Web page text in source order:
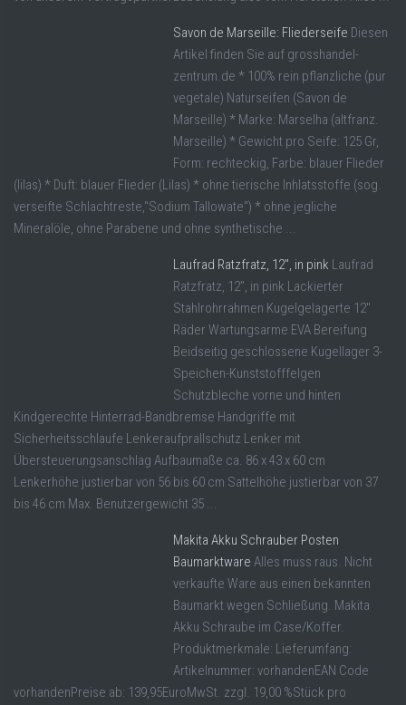
Savon de Marseille: Fliederseife Diesen
Artikel finden Sie auf grosshandel-
zentrum.de * 100% rein pflanzliche (pur
vegetale) Naturseifen (Savon de
Marseille) * Marke: Marselha (altfranz.
Marseille) * Gewicht pro Seife: 125 Gr,
Form: rechteckig, Farbe: blauer Flieder
(lilas) * Duft: blauer Flieder (Lilas) * ohne tierische Inhlatsstoffe (sog.
verseifte Schlachtreste,"Sodium Tallowate") * ohne jegliche
Mineralöle, ohne Parabene und ohne synthetische ...
Laufrad Ratzfratz, 12″, in pink Laufrad
Ratzfratz, 12", in pink Lackierter
Stahlrohrrahmen Kugelgelagerte 12"
Räder Wartungsarme EVA Bereifung
Beidseitig geschlossene Kugellager 3-
Speichen-Kunststofffelgen
Schutzbleche vorne und hinten
Kindgerechte Hinterrad-Bandbremse Handgriffe mit
Sicherheitsschlaufe Lenkeraufprallschutz Lenker mit
Übersteuerungsanschlag Aufbaumaße ca. 86 x 43 x 60 cm
Lenkerhöhe justierbar von 56 bis 60 cm Sattelhöhe justierbar von 37
bis 46 cm Max. Benutzergewicht 35 ...
Makita Akku Schrauber Posten
Baumarktware Alles muss raus. Nicht
verkaufte Ware aus einen bekannten
Baumarkt wegen Schließung. Makita
Akku Schraube im Case/Koffer.
Produktmerkmale: Lieferumfang:
Artikelnummer: vorhandenEAN Code
vorhandenPreise ab: 139,95EuroMwSt. zzgl. 19,00 %Stück pro